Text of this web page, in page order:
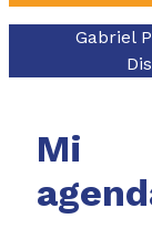
Gabriel
Mi